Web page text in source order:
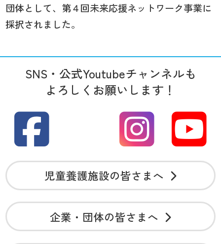
団体として、第４回未来応援ネットワーク事業に
採択されました。
SNS・公式Youtubeチャンネルも
よろしくお願いします！
児童養護施設の皆さまへ
企業・団体の皆さまへ